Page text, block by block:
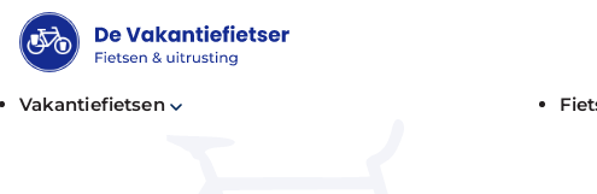
Vakantiefietsen